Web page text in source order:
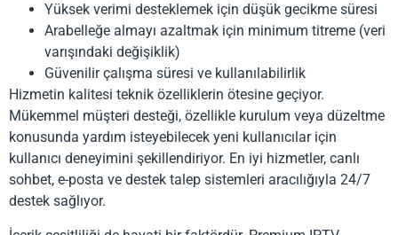
Yüksek verimi desteklemek için düşük gecikme süresi
Arabelleğe almayı azaltmak için minimum titreme (veri
varışındaki değişiklik)
Güvenilir çalışma süresi ve kullanılabilirlik
Hizmetin kalitesi teknik özelliklerin ötesine geçiyor.
Mükemmel müşteri desteği, özellikle kurulum veya düzeltme
konusunda yardım isteyebilecek yeni kullanıcılar için
kullanıcı deneyimini şekillendiriyor. En iyi hizmetler, canlı
sohbet, e-posta ve destek talep sistemleri aracılığıyla 24/7
destek sağlıyor.